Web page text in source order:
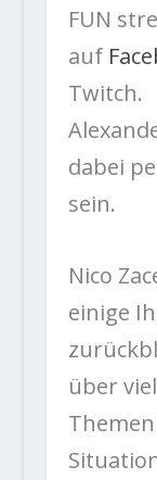
FUN
auf
Twitch.
dabei
sein.
Nico
einige
über